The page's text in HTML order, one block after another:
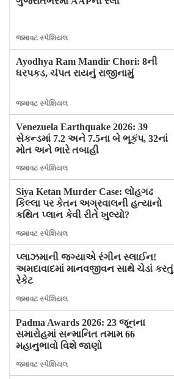
જમાવટ સ્પેશિયલ
Ayodhya Ram Mandir Chori: 8ની
ધરપકડ, ચંપત રાયનું રાજીનામું
જમાવટ સ્પેશિયલ
Venezuela Earthquake 2026: 39
સેકન્ડમાં 7.2 અને 7.5ના બે ભૂકંપ, 32નાં
મોત અને ભારે તબાહી
જમાવટ સ્પેશિયલ
Siya Ketan Murder Case: લોહગઢ
કિલ્લા પર કેતન અગ્રવાલની હત્યાનો
કથિત પ્લાન કેવી રીતે ખુલ્યો?
જમાવટ સ્પેશિયલ
પ્લાઝમાની જગ્યાએ રંગીન સ્લાઈન!
અમદાવાદમાં માનવજીવન સાથે ચેડાં કરતું
રેકેટ
જમાવટ સ્પેશિયલ
Padma Awards 2026: 23 જૂનના
સમારોહમાં સન્માનિત તમામ 66
મહાનુભાવો વિશે જાણો
જમાવટ સ્પેશિયલ